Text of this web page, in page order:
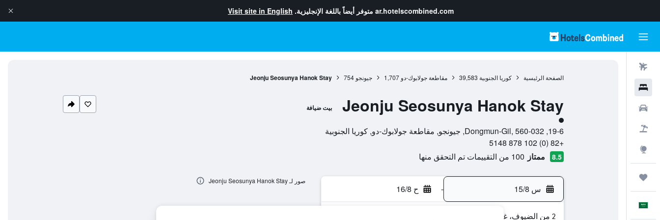
ar.hotelscombined.com متوفر أيضاً باللغة الإنجليزية. Visit site in English
الصفحة الرئيسية كوريا الجنوبية 39,583 مقاطعة جولابوك-دو 1,707 جيونجو 754
Jeonju Seosunya Hanok Stay
Jeonju Seosunya Hanok Stay بيت ضيافة
تقييم فئة 1
19-6, Dongmun-Gil, 560-032, جيونجو, مقاطعة جولابوك-دو, كوريا الجنوبية
+82 (0) 102 878 5148
8.5 ممتاز 100 من التقييمات تم التحقق منها
س 15/8 - ح 16/8
2 من الضيوف، غرفة واحدة
صور لـ Jeonju Seosunya Hanok Stay